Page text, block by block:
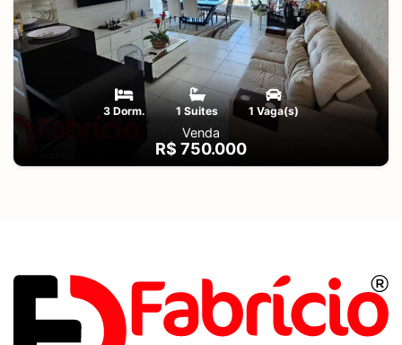
3 Dorm. 1 Suites 1 Vaga(s)
Venda
R$ 750.000